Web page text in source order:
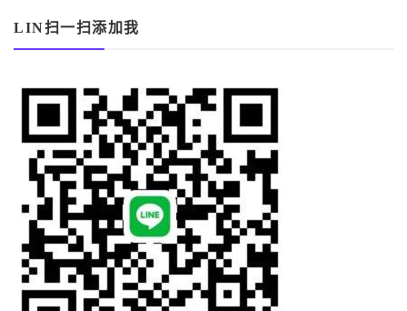
LIN扫一扫添加我